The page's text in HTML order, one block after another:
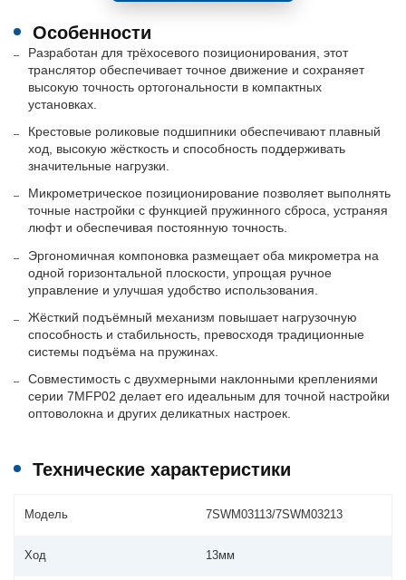
Особенности
Разработан для трёхосевого позиционирования, этот
транслятор обеспечивает точное движение и сохраняет
высокую точность ортогональности в компактных
установках.
Крестовые роликовые подшипники обеспечивают плавный
ход, высокую жёсткость и способность поддерживать
значительные нагрузки.
Микрометрическое позиционирование позволяет выполнять
точные настройки с функцией пружинного сброса, устраняя
люфт и обеспечивая постоянную точность.
Эргономичная компоновка размещает оба микрометра на
одной горизонтальной плоскости, упрощая ручное
управление и улучшая удобство использования.
Жёсткий подъёмный механизм повышает нагрузочную
способность и стабильность, превосходя традиционные
системы подъёма на пружинах.
Совместимость с двухмерными наклонными креплениями
серии 7MFP02 делает его идеальным для точной настройки
оптоволокна и других деликатных настроек.
Технические характеристики
Модель 7SWM03113/7SWM03213
Ход 13мм